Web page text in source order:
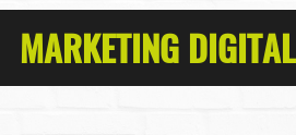
MARKETING DIGITAL